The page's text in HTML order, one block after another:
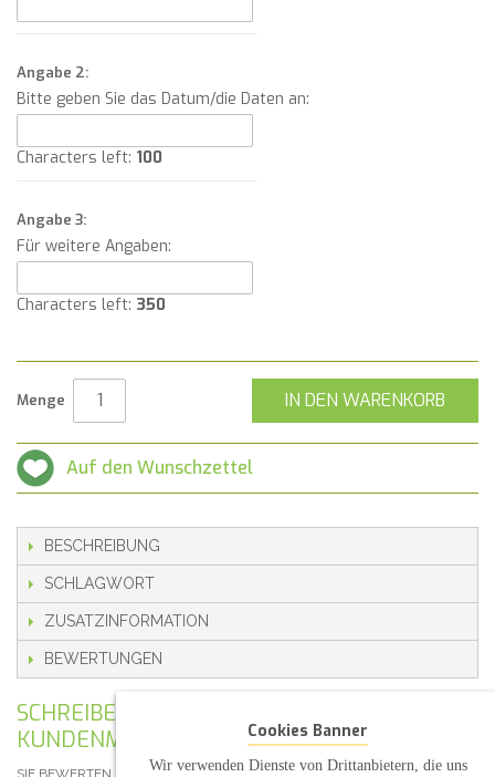
Angabe 2:
Bitte geben Sie das Datum/die Daten an:
Characters left: 100
Angabe 3:
Für weitere Angaben:
Characters left: 350
Menge IN DEN WARENKORB
Auf den Wunschzettel
BESCHREIBUNG
SCHLAGWORT
ZUSATZINFORMATION
BEWERTUNGEN
SCHREIBEN SIE IHRE EIGENE
KUNDENMEINUNG
SIE BEWERTEN DEN ARTIKEL:TAUFKERZE LEBENSBAUM DOPPELT OVAL
Cookies Banner
Wir verwenden Dienste von Drittanbietern, die uns